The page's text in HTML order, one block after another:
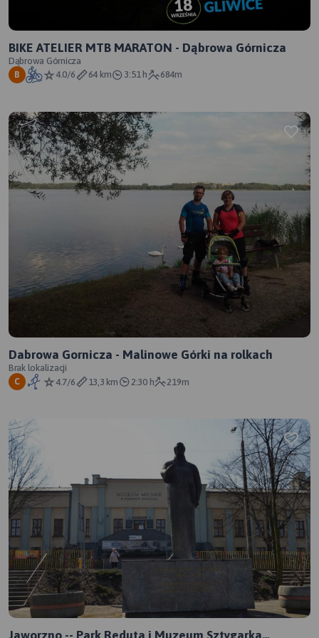
BIKE ATELIER MTB MARATON - Dąbrowa Górnicza
Dąbrowa Górnicza
B 4.0/6 64 km 3:51 h 684m
Dabrowa Gornicza - Malinowe Górki na rolkach
Brak lokalizacji
C 4.7/6 13,3 km 2:30 h 219m